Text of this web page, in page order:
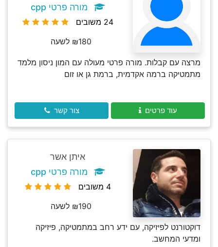
מורה פרטי cpp
24 משובים
₪180 לשעה
מרצה עם קבלות. מורה פרטי מעולה עם המון ניסון מלמד
מתמטיקה ברמה אקדמית, ברמת גן או זום
עוד פרטים צור קשר
איתן אשר
מורה פרטי cpp
4 משובים
₪190 לשעה
דוקטורנט לפיזיקה, עם ידע רחב במתמטיקה, פיזיקה
ומדעי המחשב.